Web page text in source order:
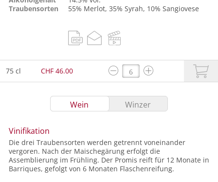
Traubensorten
55% Merlot, 35% Syrah, 10% Sangiovese
75 cl CHF 46.00
Wein Winzer
Vinifikation
Die drei Traubensorten werden getrennt voneinander
vergoren. Nach der Maischegärung erfolgt die
Assemblierung im Frühling. Der Promis reift für 12 Monate in
Barriques, gefolgt von 6 Monaten Flaschenreifung.